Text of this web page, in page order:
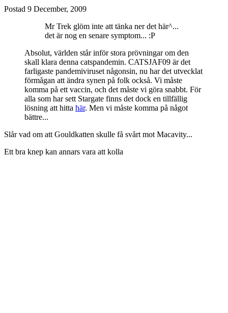
Postad 9 December, 2009
Mr Trek glöm inte att tänka ner det här^...
det är nog en senare symptom... :P
Absolut, världen står inför stora prövningar om den
skall klara denna catspandemin. CATSJAF09 är det
farligaste pandemiviruset någonsin, nu har det utvecklat
förmågan att ändra synen på folk också. Vi måste
komma på ett vaccin, och det måste vi göra snabbt. För
alla som har sett Stargate finns det dock en tillfällig
lösning att hitta här. Men vi måste komma på något
bättre...
Slår vad om att Gouldkatten skulle få svårt mot Macavity...
Ett bra knep kan annars vara att kolla